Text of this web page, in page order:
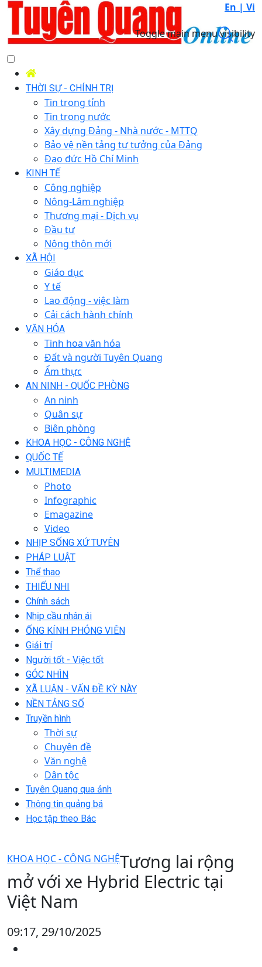
En | Vi
Toggle main menu visibility
THỜI SỰ - CHÍNH TRỊ
Tin trong tỉnh
Tin trong nước
Xây dựng Đảng - Nhà nước - MTTQ
Bảo vệ nền tảng tư tưởng của Đảng
Đạo đức Hồ Chí Minh
KINH TẾ
Công nghiệp
Nông-Lâm nghiệp
Thương mại - Dịch vụ
Đầu tư
Nông thôn mới
XÃ HỘI
Giáo dục
Y tế
Lao động - việc làm
Cải cách hành chính
VĂN HÓA
Tinh hoa văn hóa
Đất và người Tuyên Quang
Ẩm thực
AN NINH - QUỐC PHÒNG
An ninh
Quân sự
Biên phòng
KHOA HỌC - CÔNG NGHỆ
QUỐC TẾ
MULTIMEDIA
Photo
Infographic
Emagazine
Video
NHỊP SỐNG XỨ TUYÊN
PHÁP LUẬT
Thể thao
THIẾU NHI
Chính sách
Nhịp cầu nhân ái
ỐNG KÍNH PHÓNG VIÊN
Giải trí
Người tốt - Việc tốt
GÓC NHÌN
XÃ LUẬN - VẤN ĐỀ KỲ NÀY
NỀN TẢNG SỐ
Truyền hình
Thời sự
Chuyên đề
Văn nghệ
Dân tộc
Tuyên Quang qua ảnh
Thông tin quảng bá
Học tập theo Bác
KHOA HỌC - CÔNG NGHỆTương lai rộng
mở với xe Hybrid Electric tại
Việt Nam
09:17, 29/10/2025